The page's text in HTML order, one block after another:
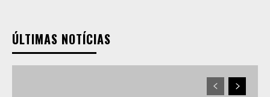
ÚLTIMAS NOTÍCIAS